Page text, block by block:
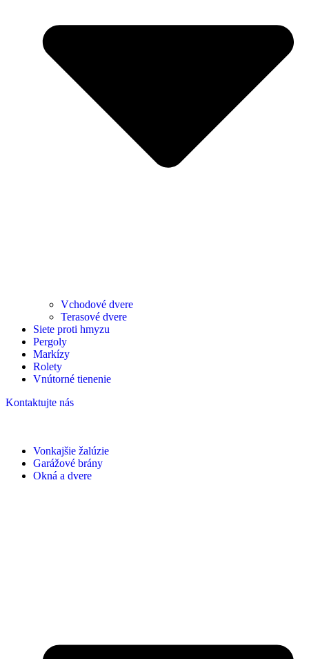
Vchodové dvere
Terasové dvere
Siete proti hmyzu
Pergoly
Markízy
Rolety
Vnútorné tienenie
Kontaktujte nás
Vonkajšie žalúzie
Garážové brány
Okná a dvere